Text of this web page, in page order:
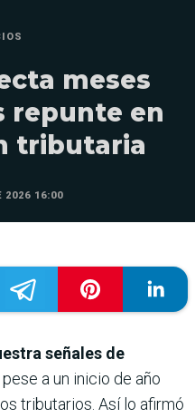
meses
repunte en
tributaria
2026 16:00
señales de
pese a un inicio de año
tributarios. Así lo afirmó